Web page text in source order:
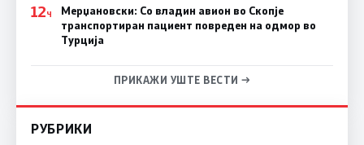
12Ч
Мерџановски: Со владин авион во Скопје
транспортиран пациент повреден на одмор во
Турција
ПРИКАЖИ УШТЕ ВЕСТИ →
РУБРИКИ